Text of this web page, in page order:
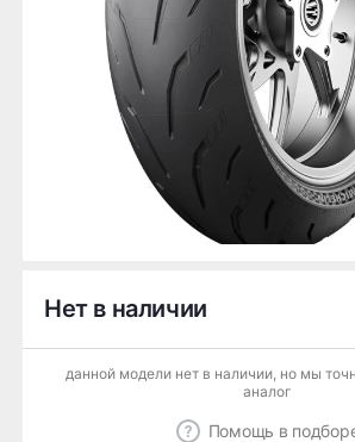
Нет в наличии
данной модели нет в наличии, но мы
аналог
Помощь в